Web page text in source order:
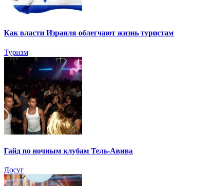
Как власти Израиля облегчают жизнь туристам
Туризм
Гайд по ночным клубам Тель-Авива
Досуг